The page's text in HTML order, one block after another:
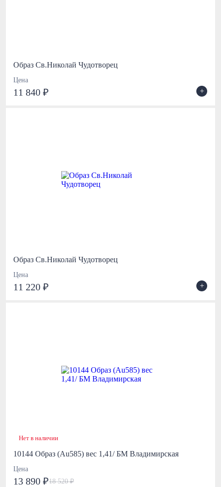
Образ Св.Николай Чудотворец
Цена
11 840 ₽ +
Образ Св.Николай Чудотворец
Цена
11 220 ₽ +
Нет в наличии
10144 Образ (Au585) вес 1,41/ БМ Владимирская
Цена
13 890 ₽18 520 ₽